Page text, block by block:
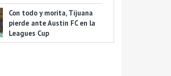
Con todo y morita, Tijuana
pierde ante Austin FC en la
Leagues Cup